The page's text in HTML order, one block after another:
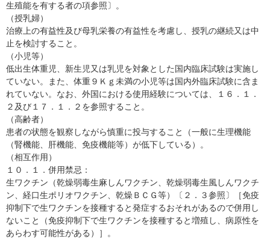
生殖能を有する者の項参照〕。
（授乳婦）
治療上の有益性及び母乳栄養の有益性を考慮し、授乳の継続又は中
止を検討すること。
（小児等）
低出生体重児、新生児又は乳児を対象とした国内臨床試験は実施し
ていない。また、体重９Ｋｇ未満の小児等は国内外臨床試験に含ま
れていない。なお、外国における使用経験については、１６．１．
２及び１７．１．２を参照すること。
（高齢者）
患者の状態を観察しながら慎重に投与すること（一般に生理機能
（腎機能、肝機能、免疫機能等）が低下している）。
（相互作用）
１０．１．併用禁忌：
生ワクチン（乾燥弱毒生麻しんワクチン、乾燥弱毒生風しんワクチ
ン、経口生ポリオワクチン、乾燥ＢＣＧ等）〔２．３参照〕［免疫
抑制下で生ワクチンを接種すると発症するおそれがあるので併用し
ないこと（免疫抑制下で生ワクチンを接種すると増殖し、病原性を
あらわす可能性がある）］。